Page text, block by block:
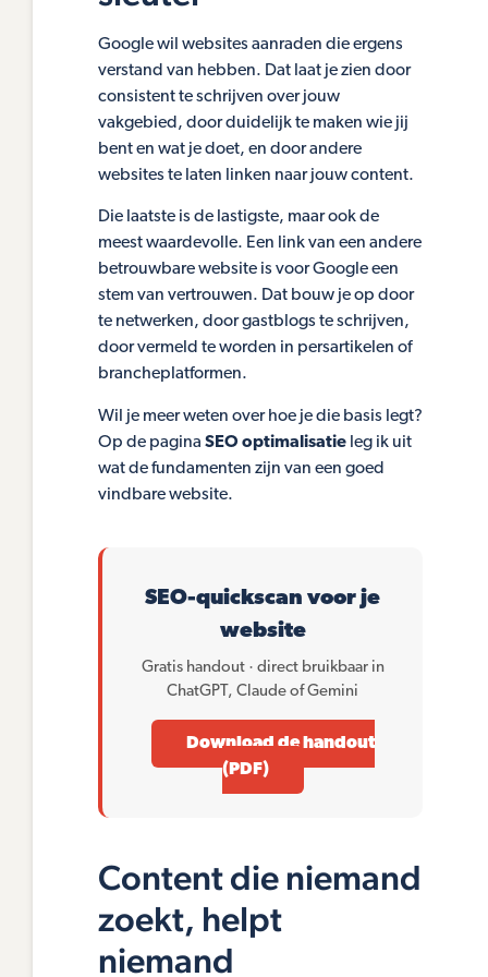
Google wil websites aanraden die ergens
verstand van hebben. Dat laat je zien door
consistent te schrijven over jouw
vakgebied, door duidelijk te maken wie jij
bent en wat je doet, en door andere
websites te laten linken naar jouw content.
Die laatste is de lastigste, maar ook de
meest waardevolle. Een link van een andere
betrouwbare website is voor Google een
stem van vertrouwen. Dat bouw je op door
te netwerken, door gastblogs te schrijven,
door vermeld te worden in persartikelen of
brancheplatformen.
Wil je meer weten over hoe je die basis legt?
Op de pagina SEO optimalisatie leg ik uit
wat de fundamenten zijn van een goed
vindbare website.
SEO-quickscan voor je
website
Gratis handout · direct bruikbaar in
ChatGPT, Claude of Gemini
Download de handout
(PDF)
Content die niemand
zoekt, helpt
niemand